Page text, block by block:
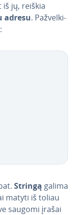
jų, reiškia
adresu. Pa­žvel­ki­
Stringą galima
matyti iš toliau
saugomi įrašai